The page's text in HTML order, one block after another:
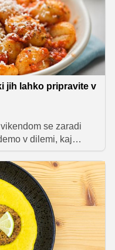
jih lahko pripravite v
se zaradi
v dilemi, kaj
da bo okusno,
pa da bo hitro
Pravzaprav je
organiziramo ter
in po
izborom sestavin in
že v pičle pol ure
bo navdušena